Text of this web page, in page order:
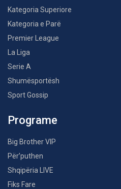
Kategoria Superiore
Kategoria e Parë
Premier League
La Liga
Serie A
Shumësportësh
Sport Gossip
Programe
Big Brother VIP
Për’puthen
Shqipëria LIVE
Fiks Fare